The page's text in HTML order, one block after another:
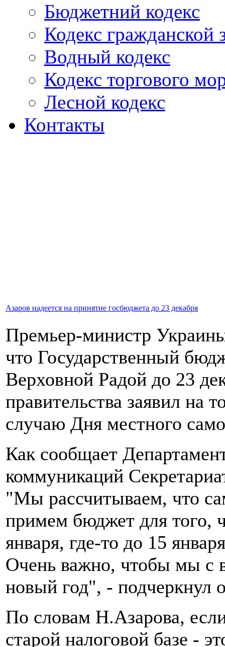
Бюджетний кодекс
Кодекс гражданской
Водный кодекс
Кодекс торгового
Лесной кодекс
Контакты
Азаров надеется на принятие госбюджета до 23 декабря
Премьер-министр
что Государственный
Верховной Радой до 23
правительства заявил на
случаю Дня местного
Как сообщает
коммуникаций
"Мы рассчитываем, что
примем бюджет для того,
января, где-то до 15
Очень важно, чтобы мы с
новый год", - подчеркнул
По словам Н.Азарова,
старой налоговой базе -